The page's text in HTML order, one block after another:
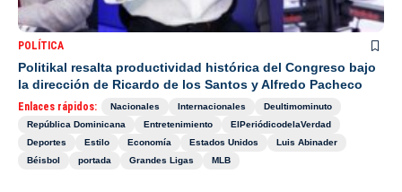
POLÍTICA
Politikal resalta productividad histórica del Congreso bajo
la dirección de Ricardo de los Santos y Alfredo Pacheco
Enlaces rápidos: Nacionales Internacionales
Deultimominuto
República Dominicana
Entretenimiento
ElPeriódicodelaVerdad
Deportes
Estilo Economía Estados Unidos
Luis Abinader
Béisbol
portada Grandes Ligas MLB